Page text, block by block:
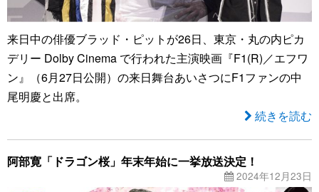
来日中の俳優ブラッド・ピットが26日、東京・丸の内ピカ
デリー Dolby Cinema で行われた主演映画『F1(R)／エフワ
ン』（6月27日公開）の来日舞台あいさつにF1ファンの中
尾明慶と出席。
続きを読む
阿部寛「ドラゴン桜」年末年始に一挙放送決定！
2024年12月23日